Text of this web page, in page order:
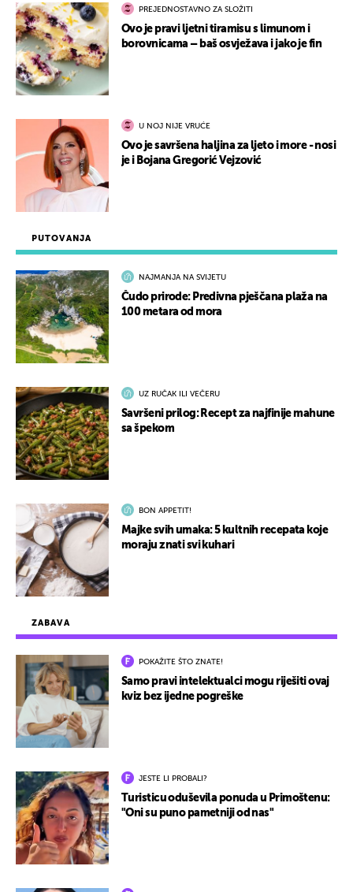
ZABAVA
POKAŽITE ŠTO ZNATE!
Samo pravi intelektualci mogu riješiti ovaj
kviz bez ijedne pogreške
JESTE LI PROBALI?
Turisticu oduševila ponuda u Primoštenu:
"Oni su puno pametniji od nas"
PUTOVANJA
NAJMANJA NA SVIJETU
Čudo prirode: Predivna pješčana plaža na
100 metara od mora
UZ RUČAK ILI VEČERU
Savršeni prilog: Recept za najfinije mahune
sa špekom
BON APPETIT!
Majke svih umaka: 5 kultnih recepata koje
moraju znati svi kuhari
PREJEDNOSTAVNO ZA SLOŽITI
Ovo je pravi ljetni tiramisu s limunom i
borovnicama – baš osvježava i jako je fin
U NOJ NIJE VRUĆE
Ovo je savršena haljina za ljeto i more - nosi
je i Bojana Gregorić Vejzović